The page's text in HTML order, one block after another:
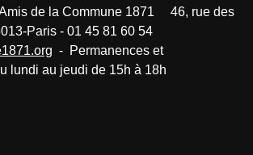
de la Commune 1871 46, rue des
Paris - 01 45 81 60 54
- Permanences et
lundi au jeudi de 15h à 18h